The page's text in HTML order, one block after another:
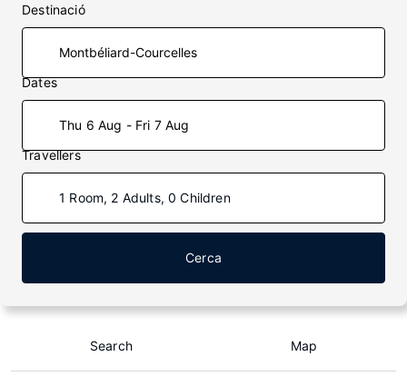
Destinació
Dates
Thu 6 Aug - Fri 7 Aug
Travellers
1 Room, 2 Adults, 0 Children
Cerca
Search Map